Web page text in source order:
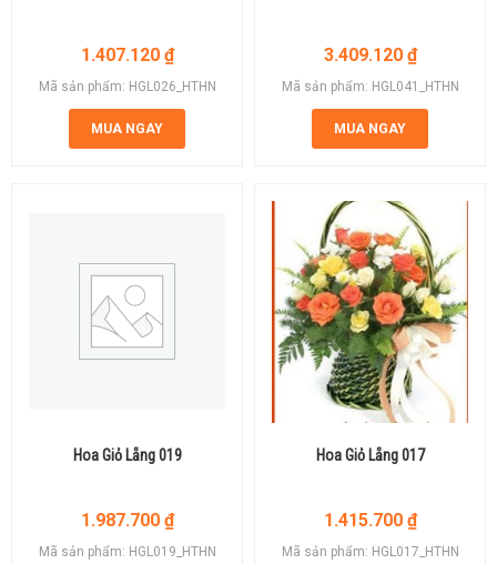
1.407.120 ₫
Mã sản phẩm: HGL026_HTHN
MUA NGAY
3.409.120 ₫
Mã sản phẩm: HGL041_HTHN
MUA NGAY
Hoa Giỏ Lẵng 019
1.987.700 ₫
Mã sản phẩm: HGL019_HTHN
Hoa Giỏ Lẵng 017
1.415.700 ₫
Mã sản phẩm: HGL017_HTHN